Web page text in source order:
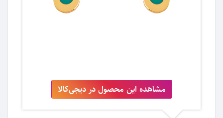
مشاهده این محصول در دیجی‌کالا